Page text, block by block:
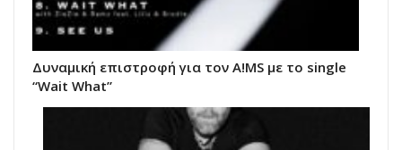
Δυναμική επιστροφή για τον A!MS με το single
“Wait What”